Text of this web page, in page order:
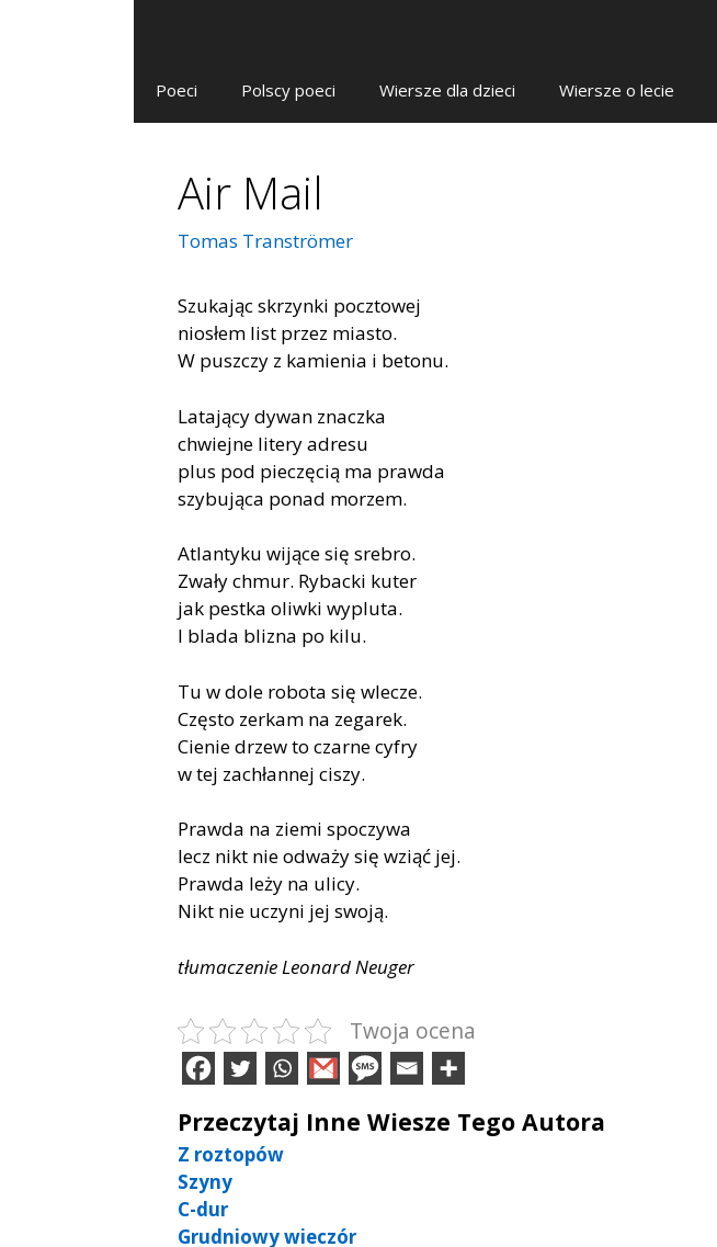
Poeci Polscy poeci Wiersze dla dzieci Wiersze o lecie
Air Mail
Tomas Tranströmer
Szukając skrzynki pocztowej
niosłem list przez miasto.
W puszczy z kamienia i betonu.
Latający dywan znaczka
chwiejne litery adresu
plus pod pieczęcią ma prawda
szybująca ponad morzem.
Atlantyku wijące się srebro.
Zwały chmur. Rybacki kuter
jak pestka oliwki wypluta.
I blada blizna po kilu.
Tu w dole robota się wlecze.
Często zerkam na zegarek.
Cienie drzew to czarne cyfry
w tej zachłannej ciszy.
Prawda na ziemi spoczywa
lecz nikt nie odważy się wziąć jej.
Prawda leży na ulicy.
Nikt nie uczyni jej swoją.
tłumaczenie Leonard Neuger
Twoja ocena
Przeczytaj Inne Wiesze Tego Autora
Z roztopów
Szyny
C-dur
Grudniowy wieczór